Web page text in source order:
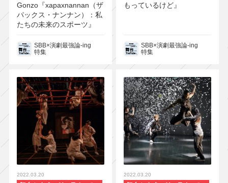
Gonzo『xapaxnannan（ザ
パックス・ナンナン）：私
たちの未来のスポーツ』
SBB×演劇最強論-ing
特集
もっているけど』
SBB×演劇最強論-ing
特集
2022.03.20 2022.03.20